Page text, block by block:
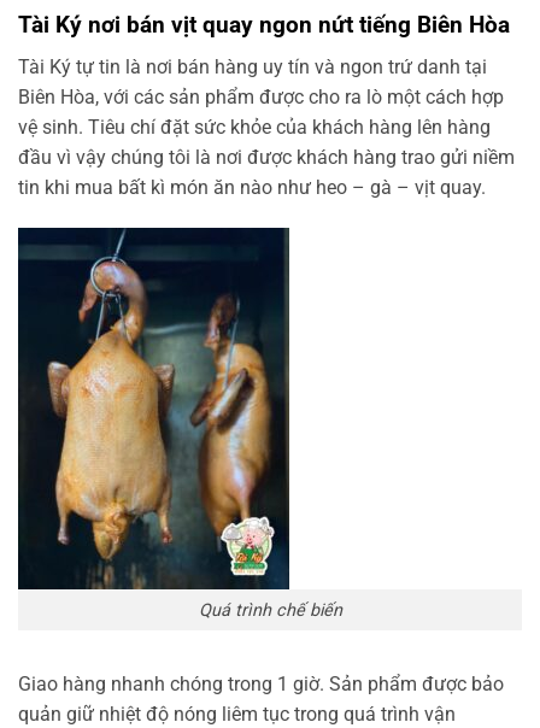
Tài Ký nơi bán vịt quay ngon nứt tiếng Biên Hòa
Tài Ký tự tin là nơi bán hàng uy tín và ngon trứ danh tại
Biên Hòa, với các sản phẩm được cho ra lò một cách hợp
vệ sinh. Tiêu chí đặt sức khỏe của khách hàng lên hàng
đầu vì vậy chúng tôi là nơi được khách hàng trao gửi niềm
tin khi mua bất kì món ăn nào như heo – gà – vịt quay.
Quá trình chế biến
Giao hàng nhanh chóng trong 1 giờ. Sản phẩm được bảo
quản giữ nhiệt độ nóng liêm tục trong quá trình vận